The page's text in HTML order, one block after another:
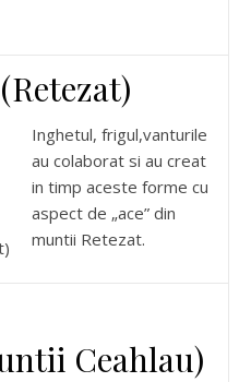
Inghetul, frigul,vanturile
au colaborat si au creat
in timp aceste forme cu
aspect de „ace” din
muntii Retezat.
Ceahlau)